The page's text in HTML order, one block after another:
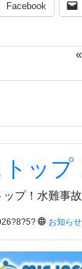
Facebook
ップ
ップ！水難事故
お知らせ